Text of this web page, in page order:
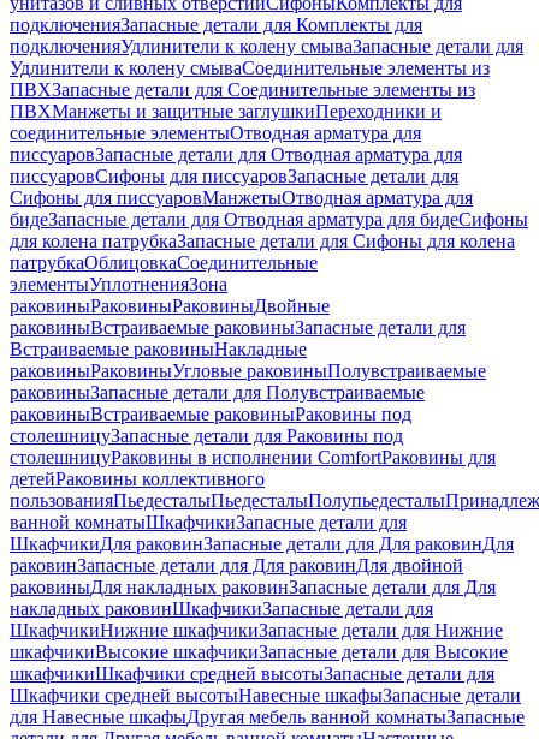
подключенияЗапасные детали для Комплекты для
подключенияУдлинители к колену смываЗапасные детали для
Удлинители к колену смываСоединительные элементы из
ПВХЗапасные детали для Соединительные элементы из
ПВХМанжеты и защитные заглушкиПереходники и
соединительные элементыОтводная арматура для
писсуаровЗапасные детали для Отводная арматура для
писсуаровCифоны для писсуаровЗапасные детали для
Cифоны для писсуаровМанжетыОтводная арматура для
бидеЗапасные детали для Отводная арматура для бидеСифоны
для колена патрубкаЗапасные детали для Сифоны для колена
патрубкаОблицовкаСоединительные
элементыУплотненияЗона
раковиныРаковиныРаковиныДвойные
раковиныВстраиваемые раковиныЗапасные детали для
Встраиваемые раковиныНакладные
раковиныРаковиныУгловые раковиныПолувстраиваемые
раковиныЗапасные детали для Полувстраиваемые
раковиныВстраиваемые раковиныРаковины под
столешницуЗапасные детали для Раковины под
столешницуРаковины в исполнении ComfortPаковины для
детейРаковины коллективного
пользованияПьедесталыПьедесталыПолупьедесталы
ванной комнатыШкафчикиЗапасные детали для
ШкафчикиДля раковинЗапасные детали для Для раковинДля
раковинЗапасные детали для Для раковинДля двойной
раковиныДля накладных pаковинЗапасные детали для Для
накладных pаковинШкафчикиЗапасные детали для
ШкафчикиНижние шкафчикиЗапасные детали для Нижние
шкафчикиВысокие шкафчикиЗапасные детали для Высокие
шкафчикиШкафчики средней высотыЗапасные детали для
Шкафчики средней высотыНавесные шкафыЗапасные детали
для Навесные шкафыДругая мебель ванной комнатыЗапасные